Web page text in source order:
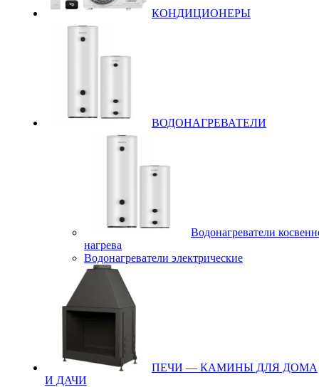
КОНДИЦИОНЕРЫ
ВОДОНАГРЕВАТЕЛИ
Водонагреватели
нагрева
Водонагреватели электрические
ПЕЧИ — КАМИНЫ ДЛЯ ДОМА
И ДАЧИ